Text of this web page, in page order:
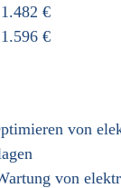
€
€
von
von